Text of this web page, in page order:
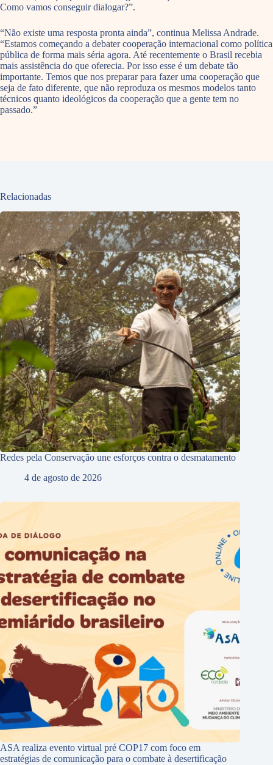
Como vamos conseguir dialogar?”.
“Não existe uma resposta pronta ainda”, continua Melissa Andrade.
“Estamos começando a debater cooperação internacional como política
pública de forma mais séria agora. Até recentemente o Brasil recebia
mais assistência do que oferecia. Por isso esse é um debate tão
importante. Temos que nos preparar para fazer uma cooperação que
seja de fato diferente, que não reproduza os mesmos modelos tanto
técnicos quanto ideológicos da cooperação que a gente tem no
passado.”
Relacionadas
Redes pela Conservação une esforços contra o desmatamento
4 de agosto de 2026
ASA realiza evento virtual pré COP17 com foco em
estratégias de comunicação para o combate à desertificação